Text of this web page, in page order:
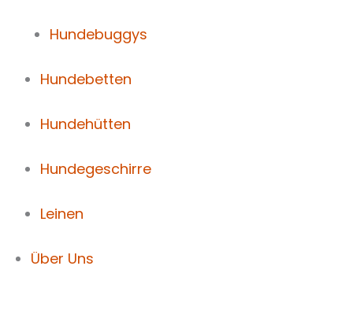
Hundebuggys
Hundebetten
Hundehütten
Hundegeschirre
Leinen
Über Uns